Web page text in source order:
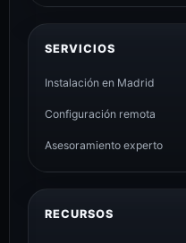
SERVICIOS
Instalación en Madrid
Configuración remota
Asesoramiento experto
RECURSOS